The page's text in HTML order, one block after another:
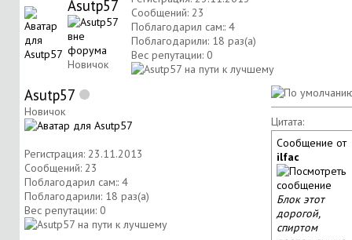
Asutp57
Новичок
Сообщений: 23
Поблагодарил сам:: 4
Поблагодарили: 18 раз(а)
Вес репутации: 0
Asutp57
Новичок
Регистрация: 23.11.2013
Сообщений: 23
Поблагодарил сам:: 4
Поблагодарили: 18 раз(а)
Вес репутации: 0
Цитата:
Сообщение от
ilfac
Блок этот
дорогой,
спиртом